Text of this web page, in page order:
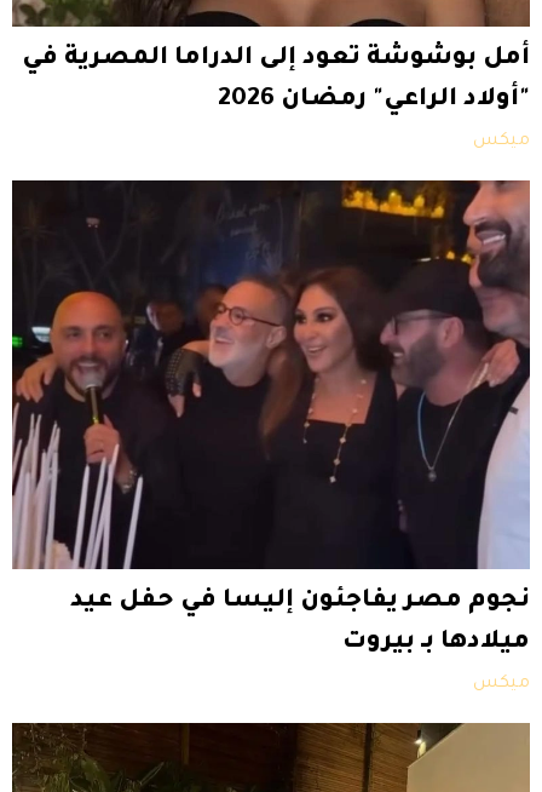
أمل بوشوشة تعود إلى الدراما المصرية في
"أولاد الراعي" رمضان 2026
ميكس
نجوم مصر يفاجئون إليسا في حفل عيد
ميلادها بـ بيروت
ميكس